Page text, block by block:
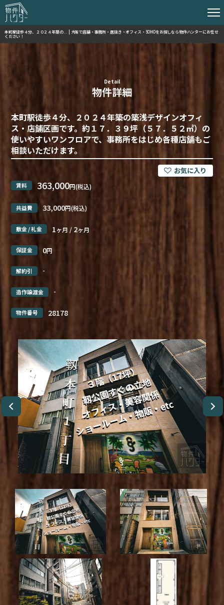
本町駅徒歩４分、２０２４年築の... | 大阪で店舗・事務所・居抜き・オフィス・SOHOをお探しなら物件ハンターにお任せ
ください！
Detail
物件詳細
本町駅徒歩４分、２０２４年築の築浅デザインオフィ
ス・店舗区画です。約１７．３９坪（５７．５２㎡）の
使いやすいワンフロアで、事務所をはじめ各種店舗もご
相談いただけます。
賃料 363,000円(税込)
共益費 33,000円(税込)
敷金 / 礼金 1ヶ月 / 2ヶ月
保証金 0円
解約引 -
造作譲渡金 -
物件番号 28178